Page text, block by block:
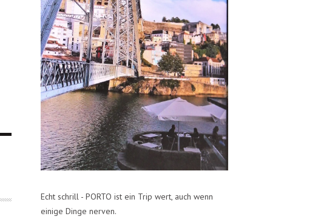
Echt schrill - PORTO ist ein Trip wert, auch wenn
einige Dinge nerven.